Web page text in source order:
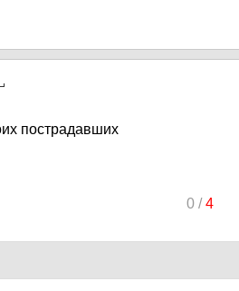
пострадавших
0/4